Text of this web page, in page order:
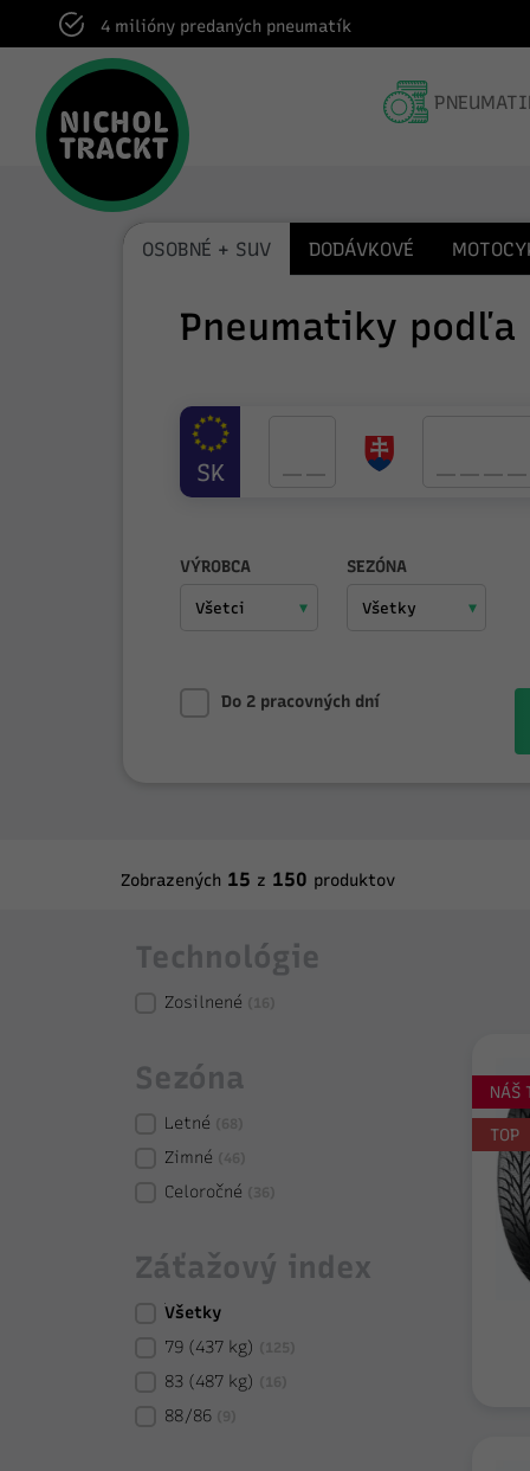
Dodanie do pneuservisu v rámci celej SR
OSOBNÉ + SUV DODÁVKOVÉ
Pneumatiky podľa
SK
VÝROBCA SEZÓNA
Do 2 pracovných dní
Zobrazených 15 z 150 produktov
Technológie
Zosilnené
Sezóna
Letné
Zimné
Celoročné
Záťažový index
Všetky
79 (437 kg)
83 (487 kg)
88/86
NÁŠ
TOP